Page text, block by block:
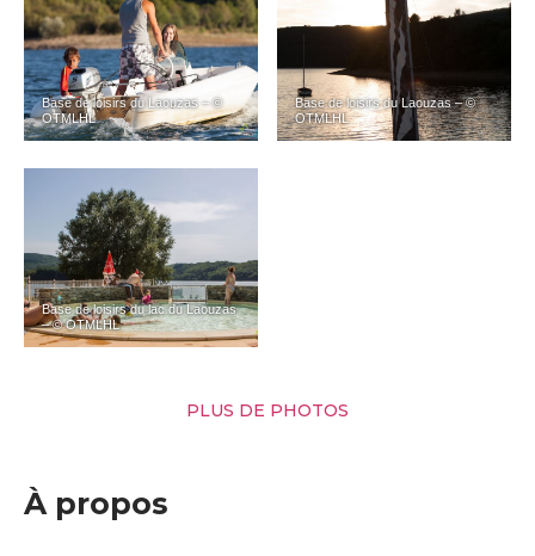
Base de loisirs du Laouzas – ©
OTMLHL
Base de loisirs du Laouzas – ©
OTMLHL
Base de loisirs du lac du Laouzas
– © OTMLHL
PLUS DE PHOTOS
À propos